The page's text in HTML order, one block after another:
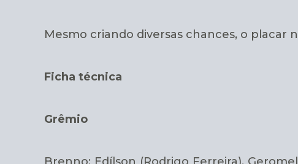
Mesmo criando diversas chances, o placar
Ficha técnica
Grêmio